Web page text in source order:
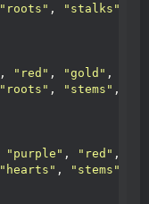
"roots" , "stalks"
, "red" , "gold" ,
"roots" , "stems" ,
"purple" , "red" ,
"hearts" , "stems"